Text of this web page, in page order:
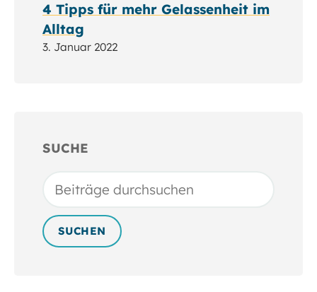
4 Tipps für mehr Gelassenheit im
Alltag
3. Januar 2022
SUCHE
Suchen
SUCHEN